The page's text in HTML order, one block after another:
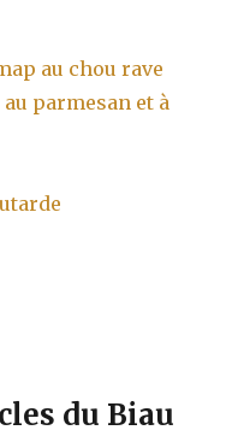
au chou rave
parmesan et à
du Biau